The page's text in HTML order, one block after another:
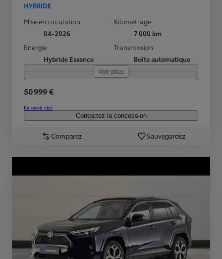
HYBRIDE
Mise en circulation
04-2026
Kilométrage
7 000 km
Energie
Hybride Essence
Transmission
Boîte automatique
Voir plus
50 999 €
En savoir plus
Contactez la concession
Comparez Sauvegardez